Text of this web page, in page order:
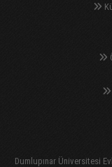
Dumlupınar Üniversitesi